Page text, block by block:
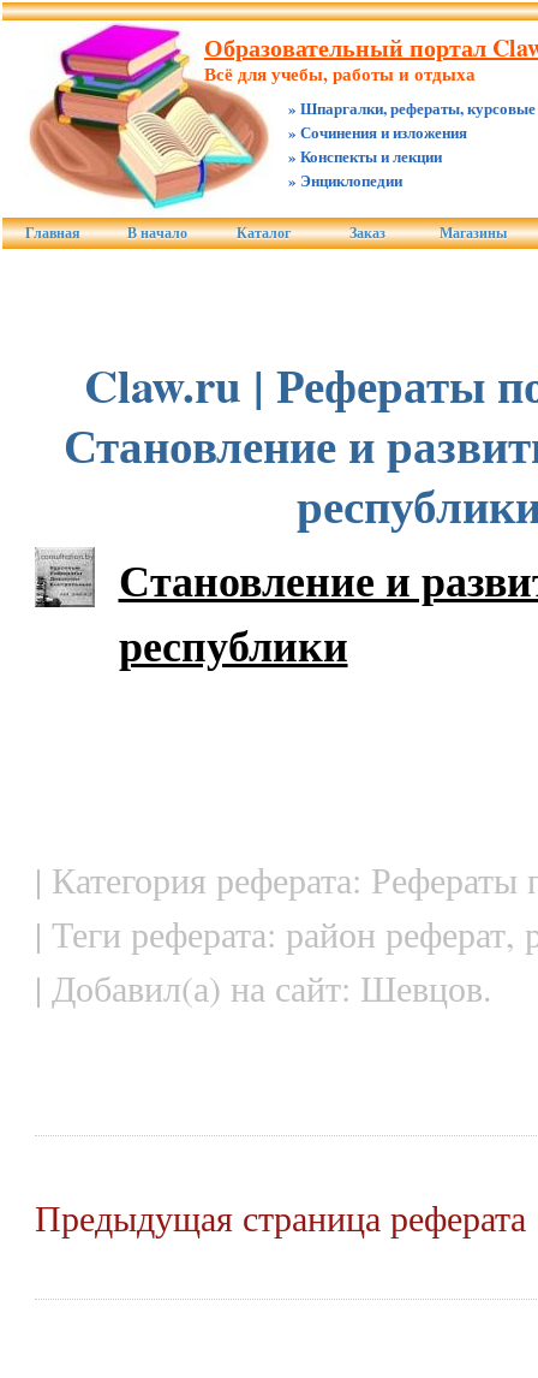
Образовательный портал
Всё для учебы, работы и отдыха
» Шпаргалки, рефераты, курсовые
» Сочинения и изложения
» Конспекты и лекции
» Энциклопедии
Главная В начало Каталог Заказ Магазины
Claw.ru | Рефераты
Становление и
Становление и
республики
| Категория реферата: Рефераты
| Теги реферата: район реферат,
| Добавил(а) на сайт: Шевцов.
Предыдущая страница реферата